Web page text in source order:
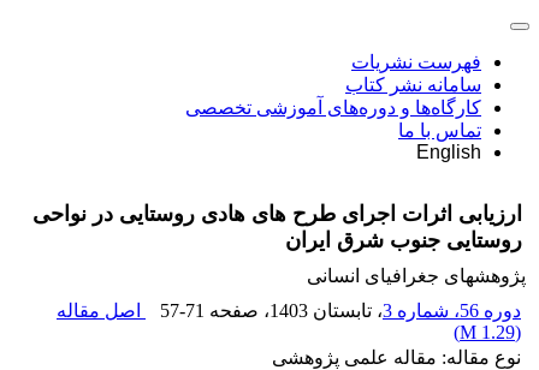
فهرست نشریات
سامانه نشر کتاب
کارگاه‌ها و دوره‌های آموزشی تخصصی
تماس با ما
English
ارزیابی اثرات اجرای طرح های هادی روستایی در نواحی
روستایی جنوب شرق ایران
پژوهشهای جغرافیای انسانی
دوره 56، شماره 3
، تابستان 1403 ، صفحه 57-71
اصل مقاله
(
1.29 M
)
نوع مقاله: مقاله علمی پژوهشی